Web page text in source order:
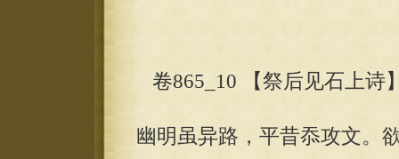
卷865_10 【祭后见石上诗
幽明虽异路，平昔忝攻文。